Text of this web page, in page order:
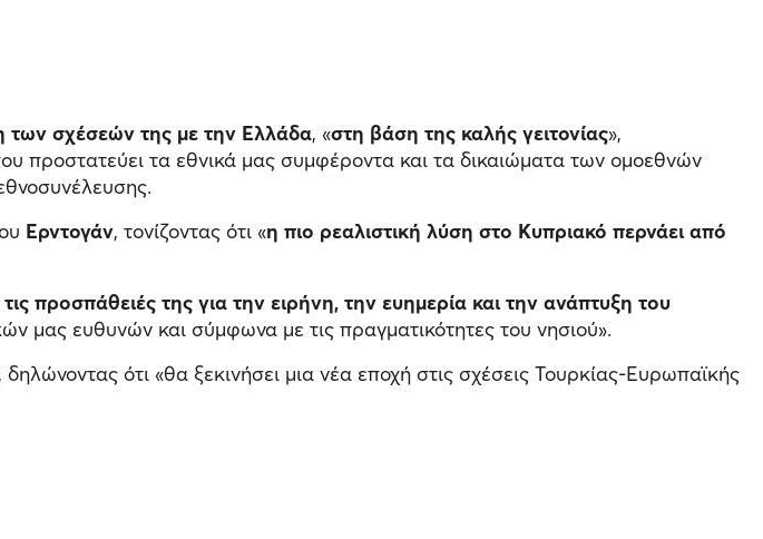
των σχέσεών της με την Ελλάδα, «στη βάση της καλής γειτονίας»,
προστατεύει τα εθνικά μας συμφέροντα και τα δικαιώματα των ομοεθνών
Ερντογάν, τονίζοντας ότι «η πιο ρεαλιστική λύση στο Κυπριακό περνάει από
τις προσπάθειές της για την ειρήνη, την ευημερία και την ανάπτυξη του
μας ευθυνών και σύμφωνα με τις πραγματικότητες του νησιού».
, δηλώνοντας ότι «θα ξεκινήσει μια νέα εποχή στις σχέσεις Τουρκίας-Ευρωπαϊκής